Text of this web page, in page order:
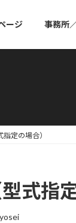
ージ 事務所
定の場合）
式指定